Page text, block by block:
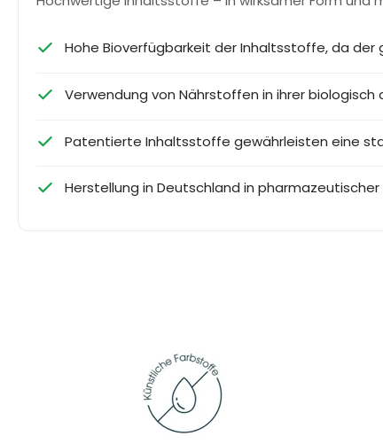
Hohe Bioverfügbarkeit der Inhaltsstoffe, da
Verwendung von Nährstoffen in ihrer
Patentierte Inhaltsstoffe gewährleisten eine
Herstellung in Deutschland in